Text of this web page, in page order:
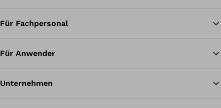
Für Fachpersonal
Für Anwender
Unternehmen